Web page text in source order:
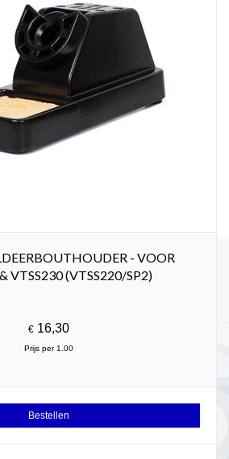
- VOOR
VTSS230 (VTSS220/SP2)
€16,30
Prijs per 1.00
Bestellen